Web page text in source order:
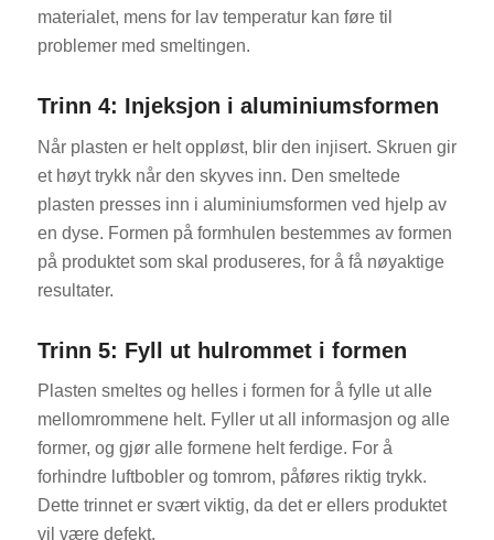
materialet, mens for lav temperatur kan føre til
problemer med smeltingen.
Trinn 4: Injeksjon i aluminiumsformen
Når plasten er helt oppløst, blir den injisert. Skruen gir
et høyt trykk når den skyves inn. Den smeltede
plasten presses inn i aluminiumsformen ved hjelp av
en dyse. Formen på formhulen bestemmes av formen
på produktet som skal produseres, for å få nøyaktige
resultater.
Trinn 5: Fyll ut hulrommet i formen
Plasten smeltes og helles i formen for å fylle ut alle
mellomrommene helt. Fyller ut all informasjon og alle
former, og gjør alle formene helt ferdige. For å
forhindre luftbobler og tomrom, påføres riktig trykk.
Dette trinnet er svært viktig, da det er ellers produktet
vil være defekt.